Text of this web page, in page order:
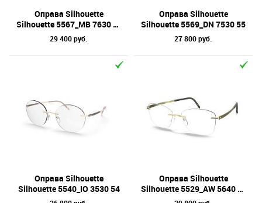
Оправа Silhouette
Silhouette 5567_MB 7630 55
29 400 руб.
Оправа Silhouette
Silhouette 5569_DN 7530 55
27 800 руб.
Оправа Silhouette
Silhouette 5540_IO 3530 54
Оправа Silhouette
Silhouette 5529_AW 5640 55